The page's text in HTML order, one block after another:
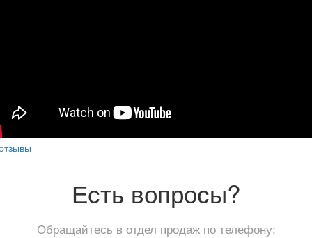
Есть вопросы?
Обращайтесь в отдел продаж по телефону: